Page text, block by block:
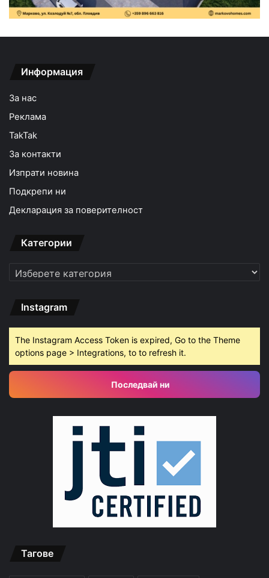
Информация
За нас
Реклама
TakTak
За контакти
Изпрати новина
Подкрепи ни
Декларация за поверителност
Категории
Категории
Instagram
The Instagram Access Token is expired, Go to the Theme
options page > Integrations, to to refresh it.
Последвай ни
Тагове